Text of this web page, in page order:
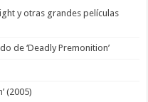
y otras grandes películas
de ‘Deadly Premonition’
(2005)